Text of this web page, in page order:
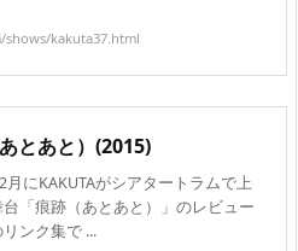
kakuta37.html
とあと）(2015)
月にKAKUTAがシアタートラムで上
「痕跡（あとあと）」のレビュー
ンク集で ...